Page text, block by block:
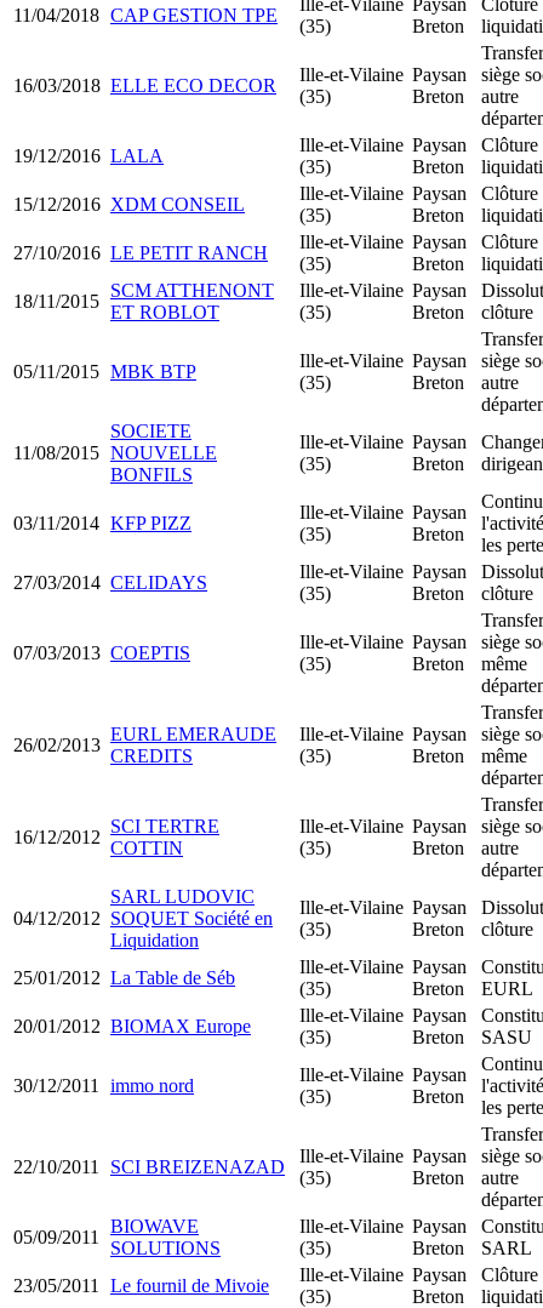
11/04/2018 CAP GESTION TPE
Ille-et-Vilaine
(35)
Paysan
Breton
Clôture
16/03/2018 ELLE ECO DECOR
Ille-et-Vilaine
(35)
Paysan
Breton
siège
autre
19/12/2016 LALA
Ille-et-Vilaine
(35)
Paysan
Breton
Clôture
15/12/2016 XDM CONSEIL
Ille-et-Vilaine
(35)
Paysan
Breton
Clôture
27/10/2016 LE PETIT RANCH
Ille-et-Vilaine
(35)
Paysan
Breton
Clôture
18/11/2015
SCM ATTHENONT
ET ROBLOT
Ille-et-Vilaine
(35)
Paysan
Breton
clôture
05/11/2015 MBK BTP
Ille-et-Vilaine
(35)
Paysan
Breton
siège
autre
11/08/2015
SOCIETE
NOUVELLE
BONFILS
Ille-et-Vilaine
(35)
Paysan
Breton
03/11/2014 KFP PIZZ
Ille-et-Vilaine
(35)
Paysan
Breton
les
27/03/2014 CELIDAYS
Ille-et-Vilaine
(35)
Paysan
Breton
clôture
07/03/2013 COEPTIS
Ille-et-Vilaine
(35)
Paysan
Breton
siège
même
26/02/2013
EURL EMERAUDE
CREDITS
Ille-et-Vilaine
(35)
Paysan
Breton
siège
même
16/12/2012
SCI TERTRE
COTTIN
Ille-et-Vilaine
(35)
Paysan
Breton
siège
autre
04/12/2012
SARL LUDOVIC
SOQUET Société en
Liquidation
Ille-et-Vilaine
(35)
Paysan
Breton
clôture
25/01/2012 La Table de Séb
Ille-et-Vilaine
(35)
Paysan
Breton
EURL
20/01/2012 BIOMAX Europe
Ille-et-Vilaine
(35)
Paysan
Breton
SASU
30/12/2011 immo nord
Ille-et-Vilaine
(35)
Paysan
Breton
les
22/10/2011 SCI BREIZENAZAD
Ille-et-Vilaine
(35)
Paysan
Breton
siège
autre
05/09/2011
BIOWAVE
SOLUTIONS
Ille-et-Vilaine
(35)
Paysan
Breton
SARL
23/05/2011
Le fournil de Mivoie
Ille-et-Vilaine
(35)
Paysan
Breton
Clôture